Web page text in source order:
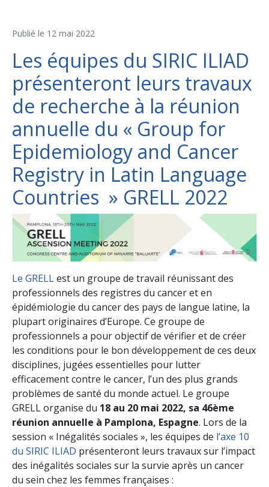
Publié le 12 mai 2022
Les équipes du SIRIC ILIAD
présenteront leurs travaux
de recherche à la réunion
annuelle du « Group for
Epidemiology and Cancer
Registry in Latin Language
Countries » GRELL 2022
Le GRELLest un groupe de travail réunissant des
professionnels des registres du cancer et en
épidémiologie du cancer des pays de langue latine, la
plupart originaires d’Europe. Ce groupe de
professionnels a pour objectif de vérifier et de créer
les conditions pour le bon développement de ces deux
disciplines, jugées essentielles pour lutter
efficacement contre le cancer, l’un des plus grands
problèmes de santé du monde actuel. Le groupe
GRELL organise du 18 au 20 mai 2022, sa 46ème
réunion annuelle à Pamplona, Espagne. Lors de la
session « Inégalités sociales », les équipes de l’axe 10
du SIRIC ILIAD présenteront leurs travaux sur l’impact
des inégalités sociales sur la survie après un cancer
du sein chez les femmes françaises :